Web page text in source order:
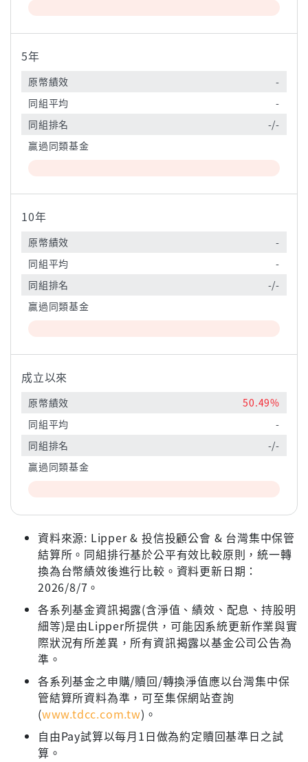
5年
原幣績效
-
同組平均
-
同組排名
-/-
贏過同類基金
10年
原幣績效
-
同組平均
-
同組排名
-/-
贏過同類基金
成立以來
原幣績效
50.49%
同組平均
-
同組排名
-/-
贏過同類基金
資料來源: Lipper & 投信投顧公會 & 台灣集中保管
結算所。同組排行基於公平有效比較原則，統一轉
換為台幣績效後進行比較。資料更新日期：
2026/8/7。
各系列基金資訊揭露(含淨值、績效、配息、持股明
細等)是由Lipper所提供，可能因系統更新作業與實
際狀況有所差異，所有資訊揭露以基金公司公告為
準。
各系列基金之申購/贖回/轉換淨值應以台灣集中保
管結算所資料為準，可至集保網站查詢
(www.tdcc.com.tw)。
自由Pay試算以每月1日做為約定贖回基準日之試
算。